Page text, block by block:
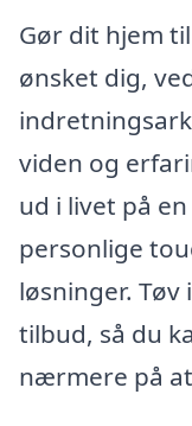
Gør dit hjem
ønsket dig,
viden og
ud i livet på
personlige
løsninger.
tilbud, så du
nærmere på